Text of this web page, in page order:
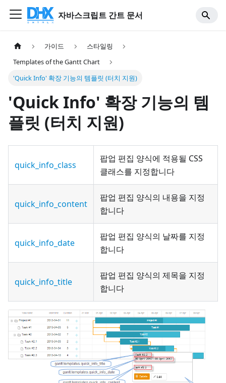
자바스크립트 간트 문서
가이드
스타일링
Templates of the Gantt Chart
'Quick Info' 확장 기능의 템플릿 (터치 지원)
'Quick Info' 확장 기능의 템
플릿 (터치 지원)
quick_info_class
팝업 편집 양식에 적용될 CSS
클래스를 지정합니다
quick_info_content
팝업 편집 양식의 내용을 지정
합니다
quick_info_date
팝업 편집 양식의 날짜를 지정
합니다
quick_info_title
팝업 편집 양식의 제목을 지정
합니다